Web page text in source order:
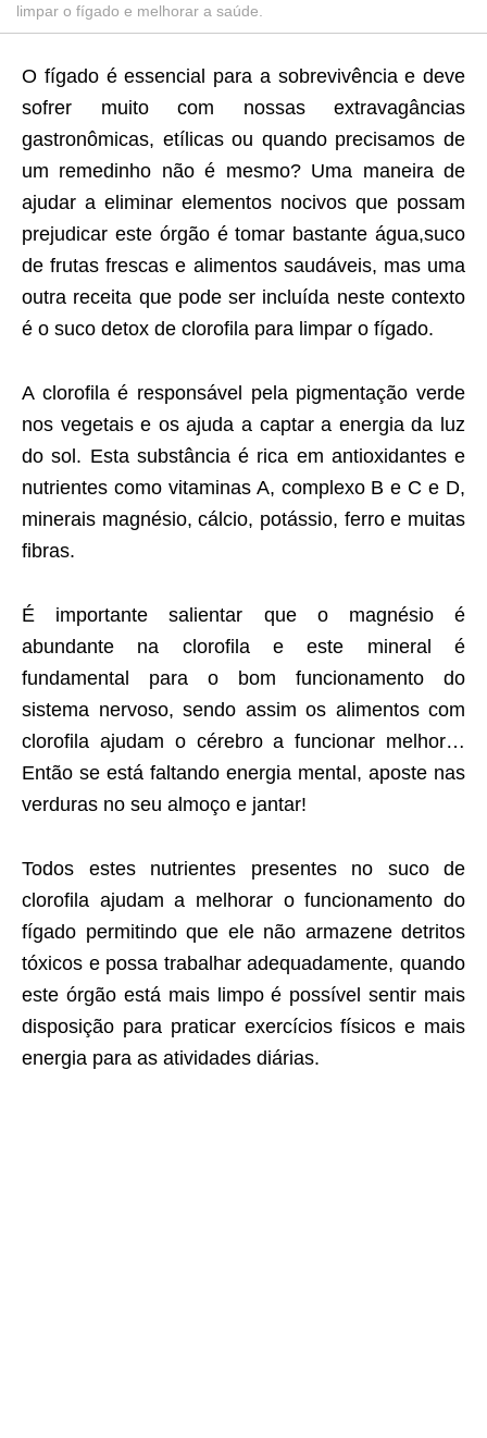
limpar o fígado e melhorar a saúde.
O fígado é essencial para a sobrevivência e deve
sofrer muito com nossas extravagâncias
gastronômicas, etílicas ou quando precisamos de
um remedinho não é mesmo? Uma maneira de
ajudar a eliminar elementos nocivos que possam
prejudicar este órgão é tomar bastante água,suco
de frutas frescas e alimentos saudáveis, mas uma
outra receita que pode ser incluída neste contexto
é o suco detox de clorofila para limpar o fígado.
A clorofila é responsável pela pigmentação verde
nos vegetais e os ajuda a captar a energia da luz
do sol. Esta substância é rica em antioxidantes e
nutrientes como vitaminas A, complexo B e C e D,
minerais magnésio, cálcio, potássio, ferro e muitas
fibras.
É importante salientar que o magnésio é
abundante na clorofila e este mineral é
fundamental para o bom funcionamento do
sistema nervoso, sendo assim os alimentos com
clorofila ajudam o cérebro a funcionar melhor…
Então se está faltando energia mental, aposte nas
verduras no seu almoço e jantar!
Todos estes nutrientes presentes no suco de
clorofila ajudam a melhorar o funcionamento do
fígado permitindo que ele não armazene detritos
tóxicos e possa trabalhar adequadamente, quando
este órgão está mais limpo é possível sentir mais
disposição para praticar exercícios físicos e mais
energia para as atividades diárias.